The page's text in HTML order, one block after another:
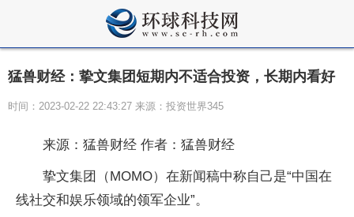
猛兽财经：挚文集团短期内不适合投资，长期内看好
时间：2023-02-22 22:43:27 来源：投资世界345
来源：猛兽财经 作者：猛兽财经
挚文集团（MOMO）在新闻稿中称自己是“中国在
线社交和娱乐领域的领军企业”。